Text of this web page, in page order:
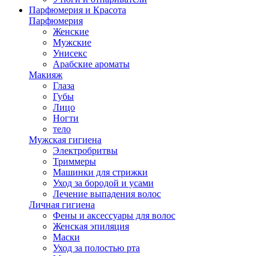
Парфюмерия и Красота
Парфюмерия
Женские
Мужские
Унисекс
Арабские ароматы
Макияж
Глаза
Губы
Лицо
Ногти
тело
Мужская гигиена
Электробритвы
Триммеры
Машинки для стрижки
Уход за бородой и усами
Лечение выпадения волос
Личная гигиена
Фены и аксессуары для волос
Женская эпиляция
Маски
Уход за полостью рта